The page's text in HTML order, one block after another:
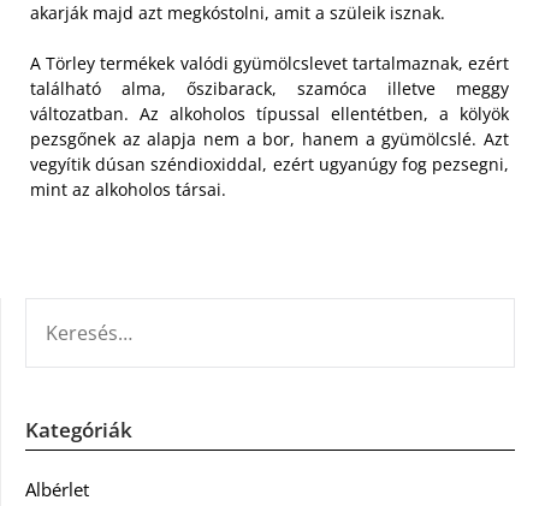
akarják majd azt megkóstolni, amit a szüleik isznak.
A Törley termékek valódi gyümölcslevet tartalmaznak, ezért
található alma, őszibarack, szamóca illetve meggy
változatban. Az alkoholos típussal ellentétben, a kölyök
pezsgőnek az alapja nem a bor, hanem a gyümölcslé. Azt
vegyítik dúsan széndioxiddal, ezért ugyanúgy fog pezsegni,
mint az alkoholos társai.
Kategóriák
Albérlet